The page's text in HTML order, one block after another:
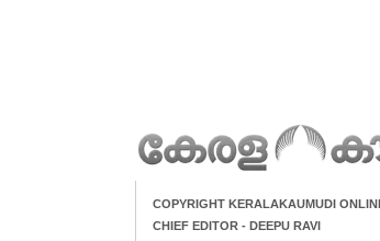
COPYRIGHT KERALAKAUMUDI
CHIEF EDITOR - DEEPU RAVI